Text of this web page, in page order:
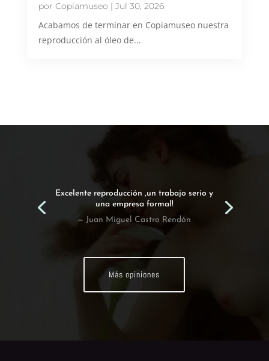
por Copiamuseo | Jul 30, 2026
Acabamos de terminar en Copiamuseo nuestra
reproducción al óleo de...
Excelente reproducción ,un trabajo serio y
una empresa formal!
— Juan Miguel Castro Rendón
Más opiniones